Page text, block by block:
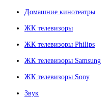
Домашние кинотеатры
ЖК телевизоры
ЖК телевизоры Philips
ЖК телевизоры Samsung
ЖК телевизоры Sony
Звук